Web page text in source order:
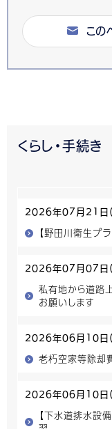
この
くらし・手続き
2026年07月21日
【野田川衛生プ
2026年07月07日
私有地から道路
お願いします
2026年06月10日
老朽空家等除却
2026年06月10日
【下水道排水設